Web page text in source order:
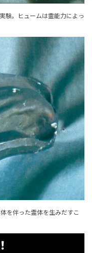
験。ヒュームは霊能力によっ
を伴った霊体を生みだすこ